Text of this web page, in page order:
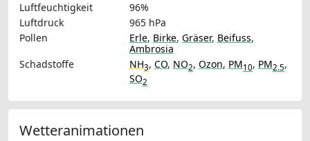
Luftfeuchtigkeit
96%
Luftdruck
965 hPa
Pollen
Erle, Birke, Gräser, Beifuss,
Ambrosia
Schadstoffe
NH3, CO, NO2, Ozon, PM10, PM2.5,
SO2
Wetteranimationen